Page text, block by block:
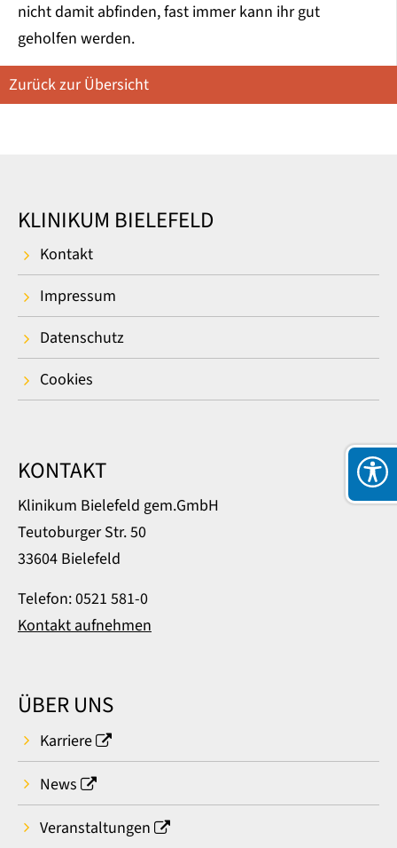
nicht damit abfinden, fast immer kann ihr gut
geholfen werden.
Zurück zur Übersicht
KLINIKUM BIELEFELD
Kontakt
Impressum
Datenschutz
Cookies
KONTAKT
Klinikum Bielefeld gem.GmbH
Teutoburger Str. 50
33604 Bielefeld
Telefon: 0521 581-0
Kontakt aufnehmen
ÜBER UNS
Karriere
News
Veranstaltungen